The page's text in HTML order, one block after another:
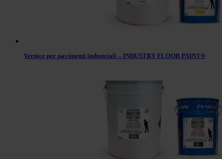
Vernice per pavimenti industriali – INDUSTRY FLOOR PAINT®